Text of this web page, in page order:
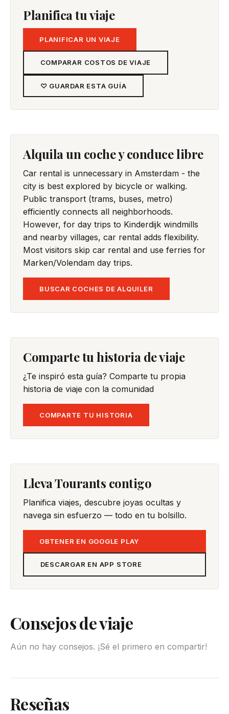
Planifica tu viaje
PLANIFICAR UN VIAJE
COMPARAR COSTOS DE VIAJE
♡ GUARDAR ESTA GUÍA
Alquila un coche y conduce libre
Car rental is unnecessary in Amsterdam - the
city is best explored by bicycle or walking.
Public transport (trams, buses, metro)
efficiently connects all neighborhoods.
However, for day trips to Kinderdijk windmills
and nearby villages, car rental adds flexibility.
Most visitors skip car rental and use ferries for
Marken/Volendam day trips.
BUSCAR COCHES DE ALQUILER
Comparte tu historia de viaje
¿Te inspiró esta guía? Comparte tu propia
historia de viaje con la comunidad
COMPARTE TU HISTORIA
Lleva Tourants contigo
Planifica viajes, descubre joyas ocultas y
navega sin esfuerzo — todo en tu bolsillo.
OBTENER EN GOOGLE PLAY
DESCARGAR EN APP STORE
Consejos de viaje
Aún no hay consejos. ¡Sé el primero en compartir!
Reseñas